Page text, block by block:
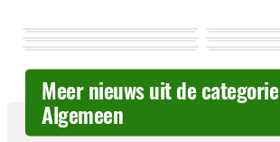
Meer nieuws uit de categorie
Algemeen